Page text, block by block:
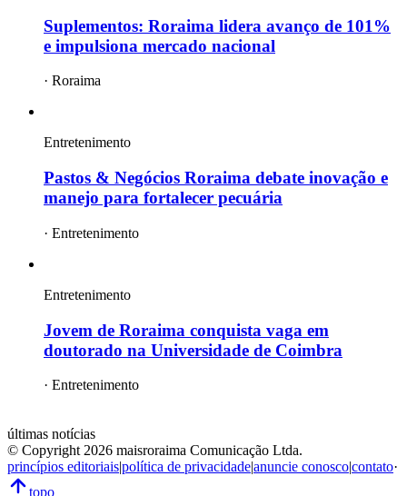
Suplementos: Roraima lidera avanço de 101%
e impulsiona mercado nacional
· Roraima
Entretenimento
Pastos & Negócios Roraima debate inovação e
manejo para fortalecer pecuária
· Entretenimento
Entretenimento
Jovem de Roraima conquista vaga em
doutorado na Universidade de Coimbra
· Entretenimento
últimas notícias
© Copyright 2026 maisroraima Comunicação Ltda.
princípios editoriais|política de privacidade|anuncie conosco|contato·
topo